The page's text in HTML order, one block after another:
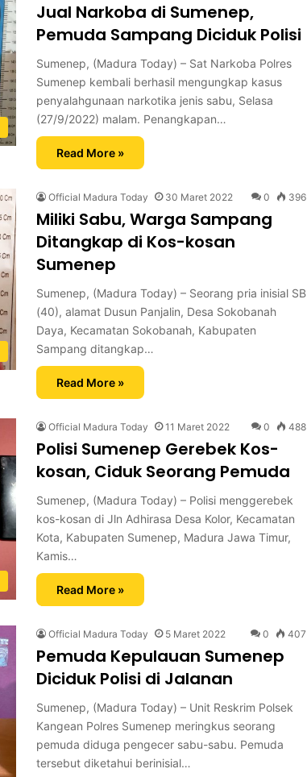
Jual Narkoba di Sumenep,
Pemuda Sampang Diciduk Polisi
Sumenep, (Madura Today) – Sat Narkoba Polres
Sumenep kembali berhasil mengungkap kasus
penyalahgunaan narkotika jenis sabu, Selasa
(27/9/2022) malam. Penangkapan…
Read More »
Official Madura Today 30 Maret 2022 0 396
Miliki Sabu, Warga Sampang
Ditangkap di Kos-kosan
Sumenep
Sumenep, (Madura Today) – Seorang pria inisial SB
(40), alamat Dusun Panjalin, Desa Sokobanah
Daya, Kecamatan Sokobanah, Kabupaten
Sampang ditangkap…
Read More »
Official Madura Today 11 Maret 2022 0 488
Polisi Sumenep Gerebek Kos-
kosan, Ciduk Seorang Pemuda
Sumenep, (Madura Today) – Polisi menggerebek
kos-kosan di Jln Adhirasa Desa Kolor, Kecamatan
Kota, Kabupaten Sumenep, Madura Jawa Timur,
Kamis…
Read More »
Official Madura Today 5 Maret 2022 0 407
Pemuda Kepulauan Sumenep
Diciduk Polisi di Jalanan
Sumenep, (Madura Today) – Unit Reskrim Polsek
Kangean Polres Sumenep meringkus seorang
pemuda diduga pengecer sabu-sabu. Pemuda
tersebut diketahui berinisial…